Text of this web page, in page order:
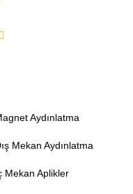
Aydınlatma
Mekan Aydınlatma
Mekan Aplikler